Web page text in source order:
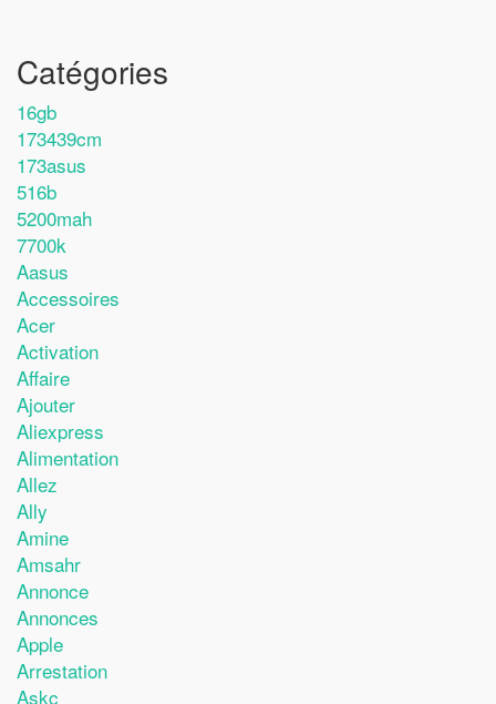
Catégories
16gb
173439cm
173asus
516b
5200mah
7700k
Aasus
Accessoires
Acer
Activation
Affaire
Ajouter
Aliexpress
Alimentation
Allez
Ally
Amine
Amsahr
Annonce
Annonces
Apple
Arrestation
Askc